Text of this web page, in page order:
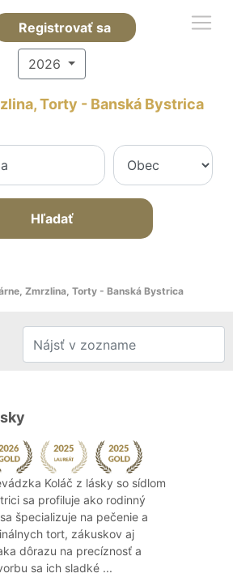
Registrovať sa
2026
Torty - Banská Bystrica
Hľadať
Zmrzlina, Torty - Banská Bystrica
Koláč z lásky so sídlom
sa profiluje ako rodinný
špecializuje na pečenie a
tort, zákuskov aj
dôrazu na precíznosť a
sa ich sladké ...